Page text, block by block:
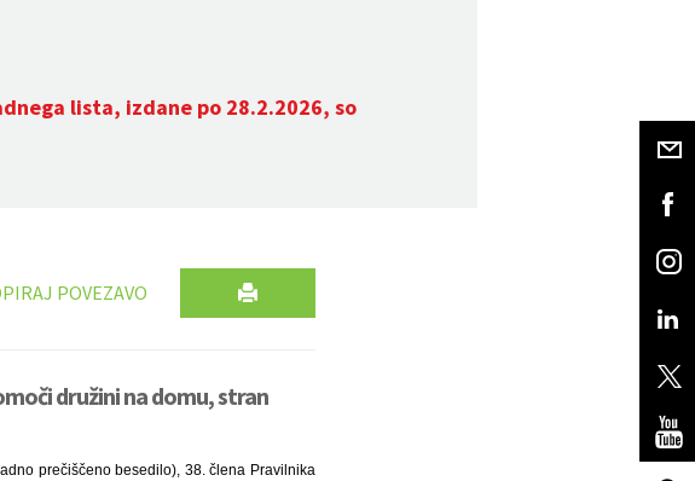
lista, izdane po 28.2.2026, so
POVEZAVO
družini na domu, stran
prečiščeno besedilo), 38. člena Pravilnika